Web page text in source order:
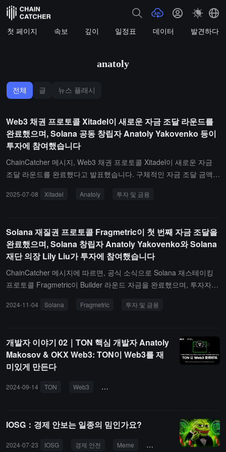
첫 페이지 속보 깊이 일정표 데이터 발견하다
anatoly
전체 글 뉴스 플래시
Web3 채권 프로토콜 Xitadel이 새로운 자금 조달 라운드를
완료했으며, Solana 공동 창립자 Anatoly Yakovenko 등이
투자에 참여했습니다
ChainCatcher 메시지, Web3 채권 프로토콜 Xitadel이 새로운 자금
조달 라운드를 완료했다고 발표했습니다. 구체적인 자금 조달 금액은
oly Yakovenko, BONK 핵심 기여자 Nom None, Jupiter 고문 Kash D
거버넌스 토큰을 지원하고 체인 상 거래를 지원합니다.
2025-07-08 Xitadel Anatoly 투자 및 금융
Solana 재질권 프로토콜 Fragmetric이 첫 번째 자금 조달을
완료했으며, Solana 창립자 Anatoly Yakovenko와 Solana
재단 의장 Lily Liu가 투자에 참여했습니다
ChainCatcher 메시지에 따르면, 공식 소식으로 Solana 재스테이킹
프로토콜 Fragmetric이 Builder 라운드 자금을 완료했으며, 투자자에
o Labs 창립자 Lucas Bruder, Backpack 창립자 Tristan, Wintermute
고 공정한 재스테이킹 참여 경로를 제공하며, SOL과 LST를 통합하
여 Solana 네트워크의 안전성과 안정성을 보장합니다.
2024-11-04 Solana Fragmetric 투자 및 금융
개발자 이야기 02｜TON 핵심 개발자 Anatoly
Makosov & OKX Web3: TON이 Web3를 재
미있게 만든다
2024-09-14 TON Web3 아나톨리 마코소프
IOSG：경제 안보는 일종의 밈인가요?
2024-07-23 IOSG 경제 안전 Meme Solana Anatoly